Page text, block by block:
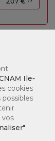
financement
Nos
Ile-
cookies
vos
.